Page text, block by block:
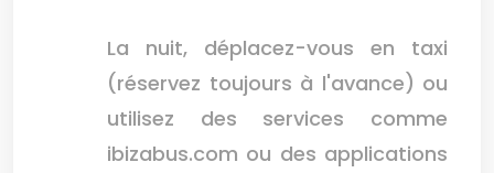
La nuit, déplacez-vous en taxi
(réservez toujours à l'avance) ou
utilisez des services comme
ibizabus.com ou des applications